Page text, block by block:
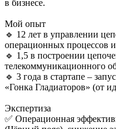
в бизнесе.
Мой опыт
🔹 12 лет в управлении
операционных процессов
🔹 1,5 в построении
телекоммуникационного
🔹 3 года в стартапе –
«Гонка Гладиаторов» (от
Экспертиза
✅ Операционная